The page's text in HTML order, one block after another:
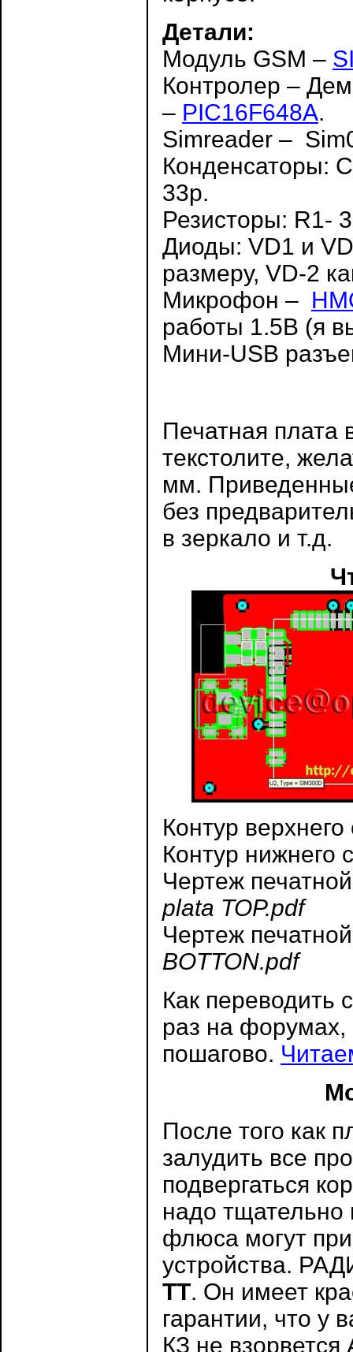
Детали:
Модуль GSM –
Контролер –
– PIC16F648A.
Simreader –
Конденсаторы:
33p.
Резисторы: R1-
Диоды: VD1 и
размеру, VD-2
Микрофон –
работы 1.5В (я
Мини-USB
Печатная плата
текстолите,
мм.
без
в зеркало и т.д.
Контур
Контур нижнего
Чертеж
plata TOP.pdf
Чертеж
BOTTON.pdf
Как переводить
раз на форумах,
пошагово.
После того как
залудить все
подвергаться
надо тщательно
флюса могут
устройства.
ТТ. Он имеет
гарантии, что у
КЗ не